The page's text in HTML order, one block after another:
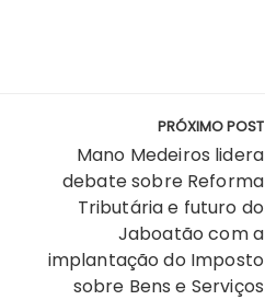
PRÓXIMO POST
Mano Medeiros lidera
debate sobre Reforma
Tributária e futuro do
Jaboatão com a
implantação do Imposto
sobre Bens e Serviços